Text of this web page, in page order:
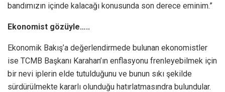
bandımızın içinde kalacağı konusunda son derece eminim.”
Ekonomist gözüyle…..
Ekonomik Bakış’a değerlendirmede bulunan ekonomistler
ise TCMB Başkanı Karahan’ın enflasyonu frenleyebilmek için
bir nevi iplerin elde tutulduğunu ve bunun sıkı şekilde
sürdürülmekte kararlı olunduğu hatırlatmasındra bulundular.